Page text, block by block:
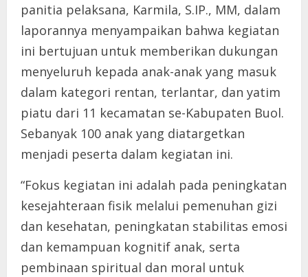
panitia pelaksana, Karmila, S.IP., MM, dalam
laporannya menyampaikan bahwa kegiatan
ini bertujuan untuk memberikan dukungan
menyeluruh kepada anak-anak yang masuk
dalam kategori rentan, terlantar, dan yatim
piatu dari 11 kecamatan se-Kabupaten Buol.
Sebanyak 100 anak yang diatargetkan
menjadi peserta dalam kegiatan ini.
“Fokus kegiatan ini adalah pada peningkatan
kesejahteraan fisik melalui pemenuhan gizi
dan kesehatan, peningkatan stabilitas emosi
dan kemampuan kognitif anak, serta
pembinaan spiritual dan moral untuk